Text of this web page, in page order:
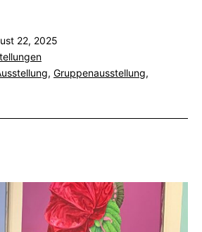
22, 2025
, Gruppenausstellung,